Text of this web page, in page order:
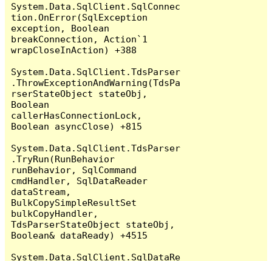
System.Data.SqlClient.SqlConnec
tion.OnError(SqlException
exception, Boolean
breakConnection, Action`1
wrapCloseInAction) +388
System.Data.SqlClient.TdsParser
.ThrowExceptionAndWarning(TdsPa
rserStateObject stateObj,
Boolean
callerHasConnectionLock,
Boolean asyncClose) +815
System.Data.SqlClient.TdsParser
.TryRun(RunBehavior
runBehavior, SqlCommand
cmdHandler, SqlDataReader
dataStream,
BulkCopySimpleResultSet
bulkCopyHandler,
TdsParserStateObject stateObj,
Boolean& dataReady) +4515
System.Data.SqlClient.SqlDataRe